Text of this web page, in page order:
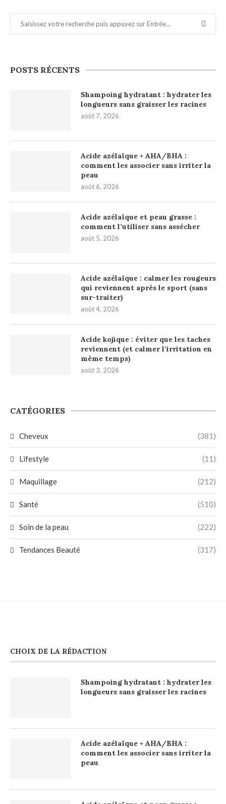
POSTS RÉCENTS
Shampoing hydratant : hydrater les
longueurs sans graisser les racines
août 7, 2026
Acide azélaïque + AHA/BHA :
comment les associer sans irriter la
peau
août 6, 2026
Acide azélaïque et peau grasse :
comment l’utiliser sans assécher
août 5, 2026
Acide azélaïque : calmer les rougeurs
qui reviennent après le sport (sans
sur-traiter)
août 4, 2026
Acide kojique : éviter que les taches
reviennent (et calmer l’irritation en
même temps)
août 3, 2026
CATÉGORIES
Cheveux (381)
Lifestyle (11)
Maquillage (212)
Santé (510)
Soin de la peau (222)
Tendances Beauté (317)
CHOIX DE LA RÉDACTION
Shampoing hydratant : hydrater les
longueurs sans graisser les racines
Acide azélaïque + AHA/BHA :
comment les associer sans irriter la
peau